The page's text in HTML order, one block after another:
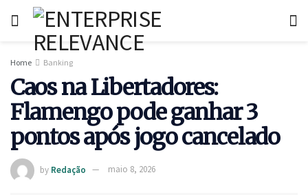
Home Banking
Caos na Libertadores:
Flamengo pode ganhar 3
pontos após jogo cancelado
by Redação maio 8, 2026